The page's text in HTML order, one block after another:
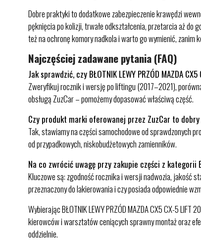
Dobre praktyki to dodatkowe zabezpieczenie krawędzi
pęknięcia po kolizji, trwałe odkształcenia, przetarcia aż do
też na ochronę komory nadkola i warto go wymienić, zanim
Najczęściej zadawane pytania (FAQ)
Jak sprawdzić, czy BŁOTNIK LEWY PRZÓD MAZDA
Zweryfikuj rocznik i wersję po liftingu (2017–2021),
obsługą ZuzCar – pomożemy dopasować właściwą część.
Czy produkt marki oferowanej przez ZuzCar to
Tak, stawiamy na części samochodowe od sprawdzonych
od przypadkowych, niskobudżetowych zamienników.
Na co zwrócić uwagę przy zakupie części z kategorii
Kluczowe są: zgodność rocznika i wersji nadwozia, jakość
przeznaczony do lakierowania i czy posiada odpowiednie
Wybierając BŁOTNIK LEWY PRZÓD MAZDA CX5 CX-5
kierowców i warsztatów ceniących sprawny montaż oraz
oddzielnie.